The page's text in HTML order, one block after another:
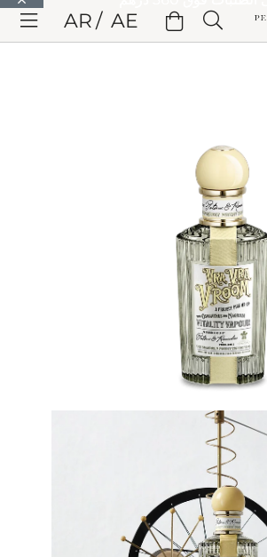
الانتقال إلى المحتوى الرئيسي
الانتقال إلى
AE
AR